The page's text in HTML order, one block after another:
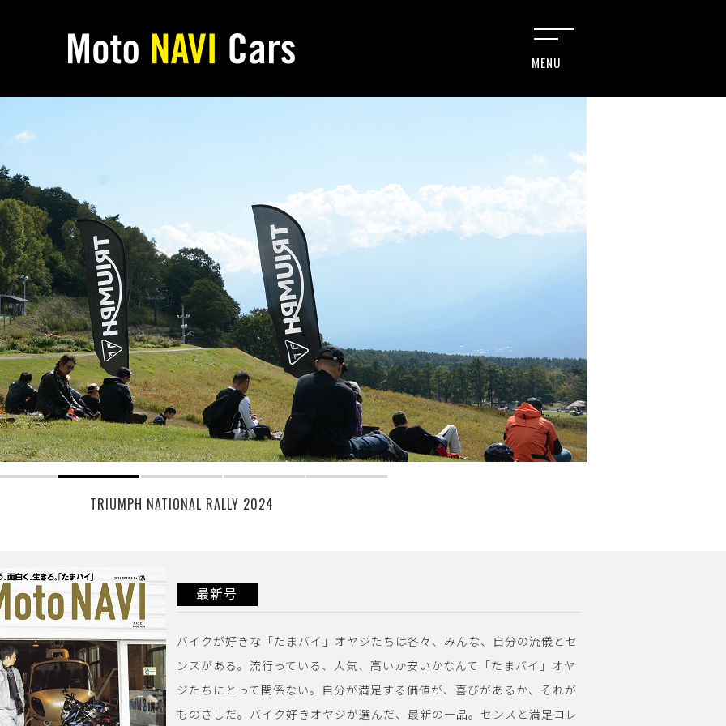
TRIUMPH NATIONAL RALLY 2024
最新号
バイクが好きな「たまバイ」オヤジたちは各々、みんな、自分の流儀とセ
ンスがある。流行っている、人気、高いか安いかなんて「たまバイ」オヤ
ジたちにとって関係ない。自分が満足する価値が、喜びがあるか、それが
ものさしだ。バイク好きオヤジが選んだ、最新の一品。センスと満足コレ